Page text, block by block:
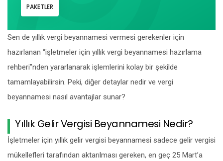
PAKETLER
Sen de yıllık vergi beyannamesi vermesi gerekenler için
hazırlanan “işletmeler için yıllık vergi beyannamesi hazırlama
rehberi”nden yararlanarak işlemlerini kolay bir şekilde
tamamlayabilirsin. Peki, diğer detaylar nedir ve vergi
beyannamesi nasıl avantajlar sunar?
Yıllık Gelir Vergisi Beyannamesi Nedir?
İşletmeler için yıllık gelir vergisi beyannamesi sadece gelir vergisi
mükellefleri tarafından aktarılması gereken, en geç 25 Mart’a